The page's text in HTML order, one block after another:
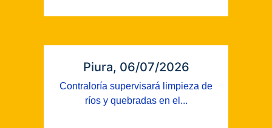
Piura, 06/07/2026
Contraloría supervisará limpieza de
ríos y quebradas en el...